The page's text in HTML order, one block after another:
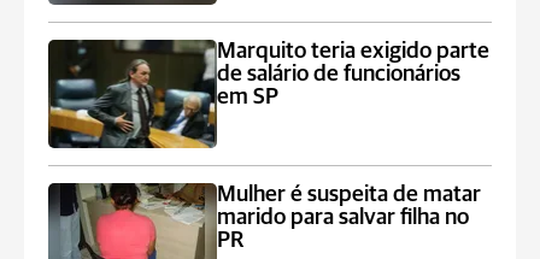
Marquito teria exigido parte
de salário de funcionários
em SP
Mulher é suspeita de matar
marido para salvar filha no
PR